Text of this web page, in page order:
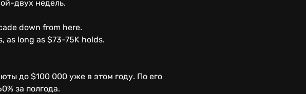
двух недель.
down from here.
as long as $73-75K holds.
до $100 000 уже в этом году. По его
за полгода.